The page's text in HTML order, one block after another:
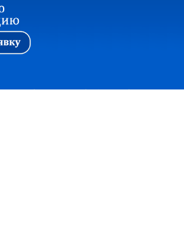
Новости | Стажировка | Обучение |